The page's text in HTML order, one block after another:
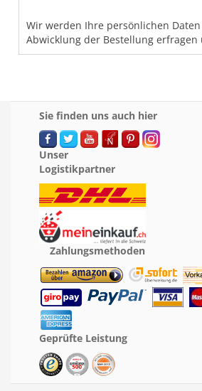
Wir werden Ihre persönlichen
Abwicklung der Bestellung erfragen
Sie finden uns auch hier
Unser
Logistikpartner
Zahlungsmethoden
Geprüfte Leistung